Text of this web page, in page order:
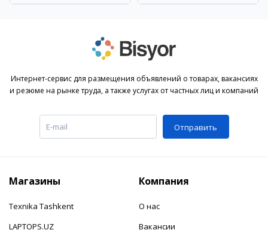
Интернет-сервис для размещения объявлений о товарах, вакансиях
и резюме на рынке труда, а также услугах от частных лиц и компаний
Отправить
Магазины
Texnika Tashkent
LAPTOPS.UZ
Компания
О нас
Вакансии